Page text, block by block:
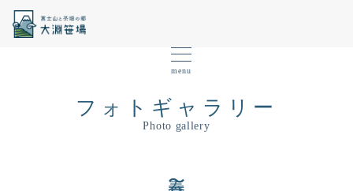
menu
フォトギャラリー
Photo gallery